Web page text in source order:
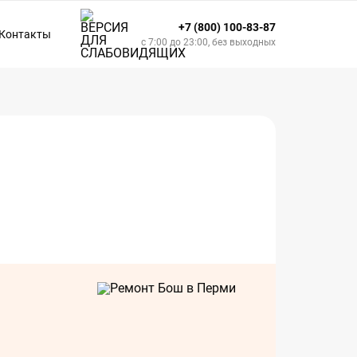
Контакты
+7 (800) 100-83-87
с 7:00 до 23:00, без выходных